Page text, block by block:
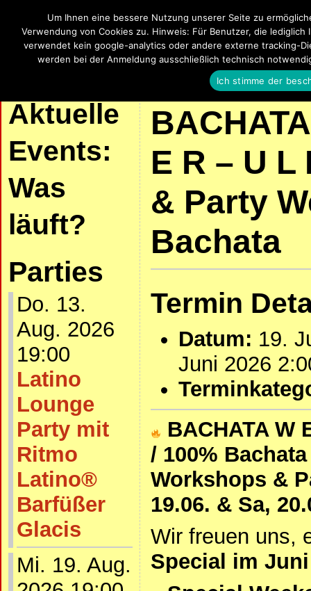
SalsaUlm
Salsa, Bachata, Kizomba, Zouk und
SALSA UND
Aktuelle
Events:
Was
läuft?
Parties
Do. 13.
Aug. 2026
19:00
Latino
Lounge
Party mit
Ritmo
Latino®
Barfüßer
Glacis
Mi. 19. Aug.
E R – U
& Party
Bachata
Termin
Datum: 19.
Juni 2026
BACHATA W
/ 100% Bachata
Workshops &
19.06. & Sa,
Wir freuen uns,
Special im Juni
Um Ihnen eine bessere Nutzung unserer Seite zu
Verwendung von Cookies zu. Hinweis: Für Benutzer, die
verwendet kein google-analytics oder andere externe tracking-
werden bei der Anmeldung ausschließlich technisch
Ich stimme der